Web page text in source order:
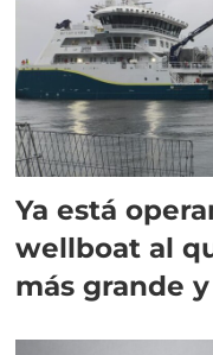
Ya está
wellboat al
más grande